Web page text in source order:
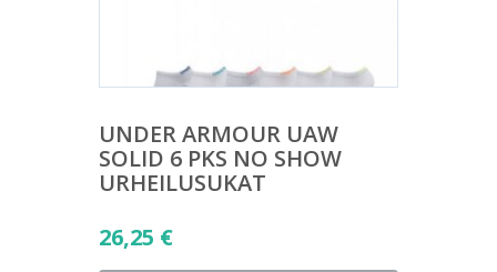
UNDER ARMOUR UAW
SOLID 6 PKS NO SHOW
URHEILUSUKAT
26,25 €